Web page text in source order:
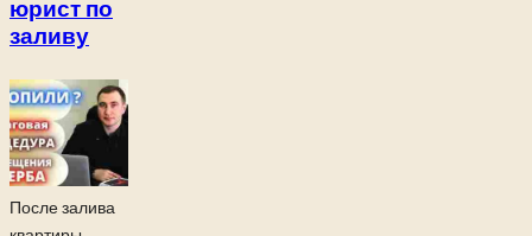
юрист по
заливу
После залива